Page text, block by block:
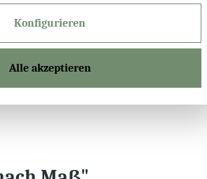
Konfigurieren
Alle akzeptieren